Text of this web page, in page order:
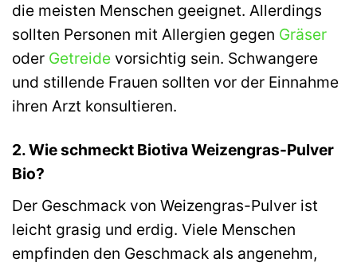
die meisten Menschen geeignet. Allerdings
sollten Personen mit Allergien gegen Gräser
oder Getreide vorsichtig sein. Schwangere
und stillende Frauen sollten vor der Einnahme
ihren Arzt konsultieren.
2. Wie schmeckt Biotiva Weizengras-Pulver
Bio?
Der Geschmack von Weizengras-Pulver ist
leicht grasig und erdig. Viele Menschen
empfinden den Geschmack als angenehm,